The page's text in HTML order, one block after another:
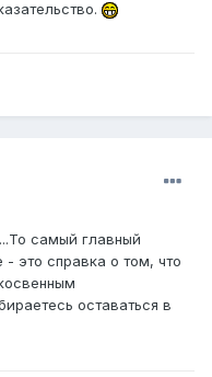
самый главный
- это справка о том, что
оставаться в